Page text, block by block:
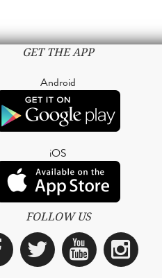
GET THE APP
Android
iOS
FOLLOW US
Facebook
Twitter